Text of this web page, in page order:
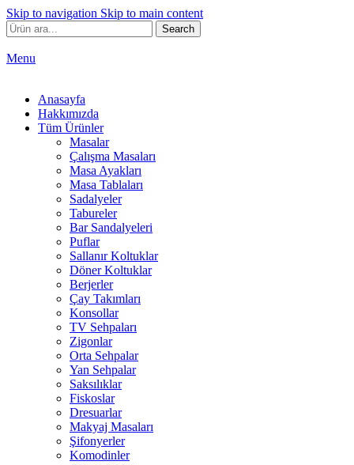
Skip to navigation Skip to main content
Search
Menu
Anasayfa
Hakkımızda
Tüm Ürünler
Masalar
Çalışma Masaları
Masa Ayakları
Masa Tablaları
Sadalyeler
Tabureler
Bar Sandalyeleri
Puflar
Sallanır Koltuklar
Döner Koltuklar
Berjerler
Çay Takımları
Konsollar
TV Sehpaları
Zigonlar
Orta Sehpalar
Yan Sehpalar
Saksılıklar
Fiskoslar
Dresuarlar
Makyaj Masaları
Şifonyerler
Komodinler